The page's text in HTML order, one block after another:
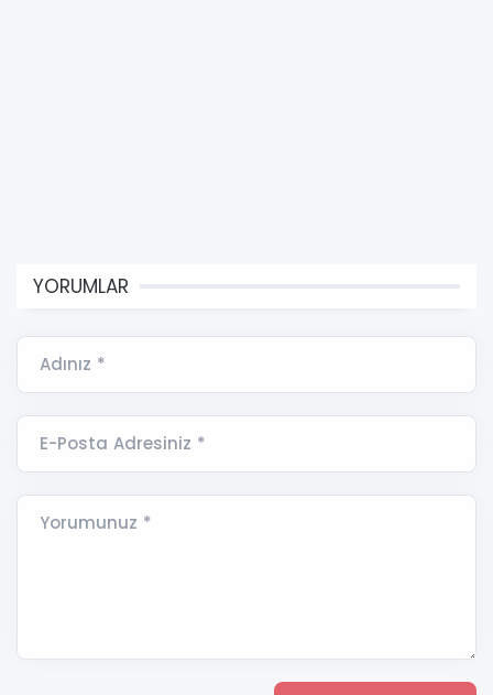
YORUMLAR
Adınız *
E-Posta Adresiniz *
Yorumunuz *